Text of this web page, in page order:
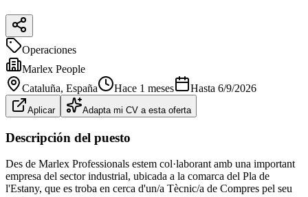
Operaciones
Marlex People
Cataluña, España Hace 1 meses Hasta 6/9/2026
Aplicar Adapta mi CV a esta oferta
Descripción del puesto
Des de Marlex Professionals estem col·laborant amb una important
empresa del sector industrial, ubicada a la comarca del Pla de
l'Estany, que es troba en cerca d'un/a Tècnic/a de Compres pel seu